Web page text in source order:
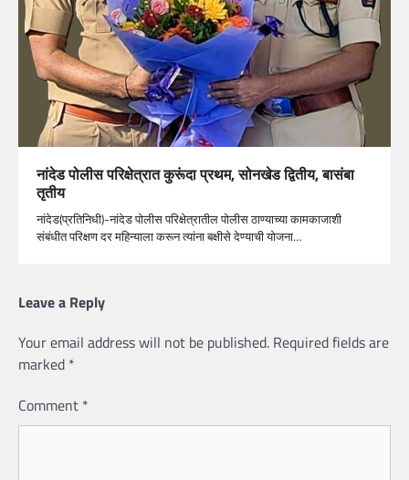
नांदेड पोलीस परिक्षेत्रात कुरूंदा प्रथम, सोनखेड द्वितीय, बासंबा
तृतीय
नांदेड(प्रतिनिधी)-नांदेड पोलीस परिक्षेत्रातील पोलीस ठाण्याच्या कामकाजाशी
संबंधीत परिक्षण दर महिन्याला करून त्यांना बक्षीसे देण्याची योजना…
Leave a Reply
Your email address will not be published. Required fields are
marked *
Comment *